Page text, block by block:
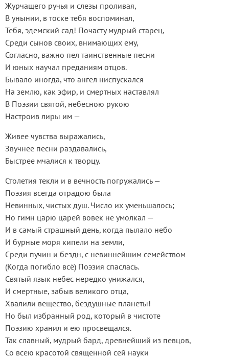
Журчащего ручья и слезы проливая,
В унынии, в тоске тебя воспоминал,
Тебя, эдемский сад! Почасту мудрый старец,
Среди сынов своих, внимающих ему,
Согласно, важно пел таинственные песни
И юных научал преданиям отцов.
Бывало иногда, что ангел ниспускался
На землю, как эфир, и смертных наставлял
В Поэзии святой, небесною рукою
Настроив лиры им —
Живее чувства выражались,
Звучнее песни раздавались,
Быстрее мчалися к творцу.
Столетия текли и в вечность погружались —
Поэзия всегда отрадою была
Невинных, чистых душ. Число их уменьшалось;
Но гимн царю царей вовек не умолкал —
И в самый страшный день, когда пылало небо
И бурные моря кипели на земли,
Среди пучин и бездн, с невиннейшим семейством
(Когда погибло всё) Поэзия спаслась.
Святый язык небес нередко унижался,
И смертные, забыв великого отца,
Хвалили вещество, бездушные планеты!
Но был избранный род, который в чистоте
Поэзию хранил и ею просвещался.
Так славный, мудрый бард, древнейший из певцов,
Со всею красотой священной сей науки